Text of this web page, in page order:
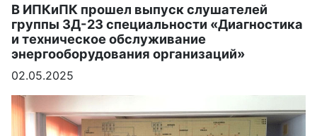
В ИПКиПК прошел выпуск слушателей
группы ЗД-23 специальности «Диагностика
и техническое обслуживание
энергооборудования организаций»
02.05.2025